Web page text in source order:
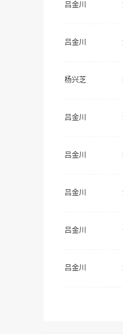
吕金川
吕金川
杨兴芝
吕金川
吕金川
吕金川
吕金川
吕金川